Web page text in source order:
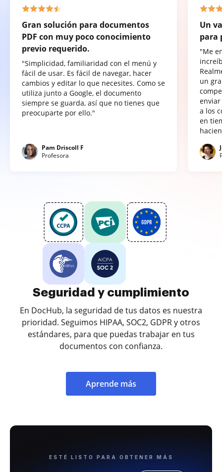
Gran solución para documentos
PDF con muy poco conocimiento
previo requerido.
"Simplicidad, familiaridad con el menú y
fácil de usar. Es fácil de navegar, hacer
cambios y editar lo que necesites. Como se
utiliza junto a Google, el documento
siempre se guarda, así que no tienes que
preocuparte por ello."
Pam Driscoll F
Profesora
Un
para
"Me
un
a los
en
Seguridad y cumplimiento
En DocHub, la seguridad de tus datos es nuestra
prioridad. Seguimos HIPAA, SOC2, GDPR y otros
estándares, para que puedas trabajar en tus
documentos con confianza.
Aprende más
ESTÉ LISTO PARA OBTENER MÁS